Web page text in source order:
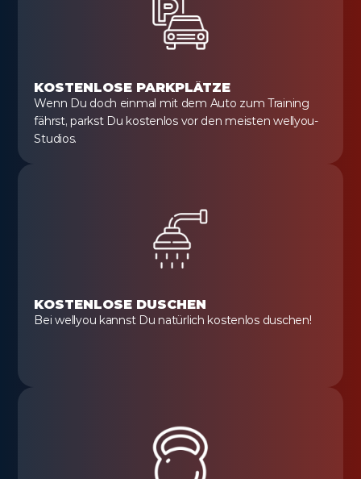
KOSTENLOSE PARKPLÄTZE
Wenn Du doch einmal mit dem Auto zum Training
fährst, parkst Du kostenlos vor den meisten wellyou-
Studios.
KOSTENLOSE DUSCHEN
Bei wellyou kannst Du natürlich kostenlos duschen!